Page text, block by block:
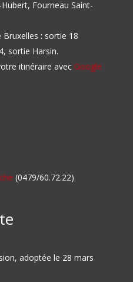
Fourneau Saint-
Bruxelles : sortie 18
sortie Harsin.
itinéraire avec Google
(0479/60.72.22)
adoptée le 28 mars